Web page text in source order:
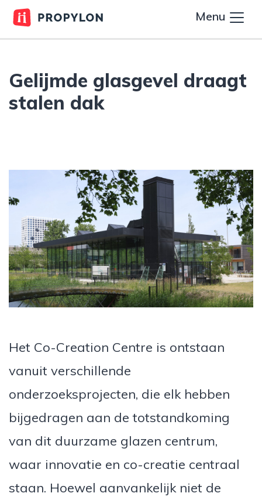
Menu
Gelijmde glasgevel draagt
stalen dak
Het Co-Creation Centre is ontstaan
vanuit verschillende
onderzoeksprojecten, die elk hebben
bijgedragen aan de totstandkoming
van dit duurzame glazen centrum,
waar innovatie en co-creatie centraal
staan. Hoewel aanvankelijk niet de